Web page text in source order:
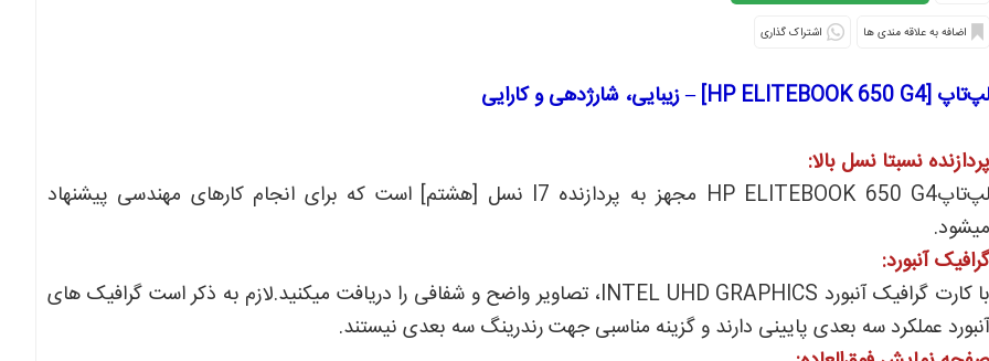
اشتراک گذاری
لپ‌تاپ [HP ELITEBOOK 650 G4] – زیبایی، شارژدهی و کارایی
پردازنده نسبتا نسل بالا:
لپ‌تاپHP ELITEBOOK 650 G4 مجهز به پردازنده I7 نسل [هشتم] است که برای انجام کارهای مهندسی پیشنهاد
میشود.
گرافیک آنبورد:
با کارت گرافیک آنبورد INTEL UHD GRAPHICS، تصاویر واضح و شفافی را دریافت میکنید.لازم به ذکر است گرافیک های
آنبورد عملکرد سه بعدی پایینی دارند و گزینه مناسبی جهت رندرینگ سه بعدی نیستند.